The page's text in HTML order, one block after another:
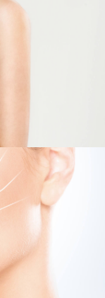
DERMIQUE,
MAMMAIRE -